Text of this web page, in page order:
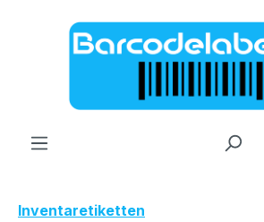
Zum Hauptinhalt springen
Inventaretiketten